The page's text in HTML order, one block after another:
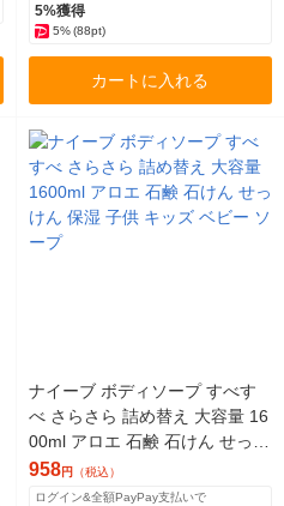
5%獲得
5% (88pt)
カートに入れる
ナイーブ ボディソープ すべす
べ さらさら 詰め替え 大容量 16
00ml アロエ 石鹸 石けん せっけ
ん 保湿 子供 キッズ ベビー ソー
プ
958円
（税込）
ログイン&全額PayPay支払いで